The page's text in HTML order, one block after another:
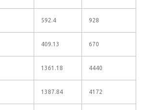
592.4 928
409.13 670
1361.18 4440
1387.84 4172